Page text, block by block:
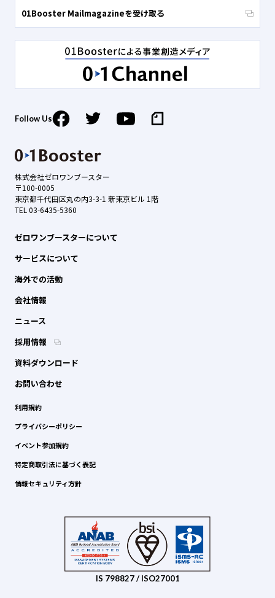
株式会社ゼロワンブースター
〒100-0005
東京都千代田区丸の内3-3-1 新東京ビル 1階
TEL 03-6435-5360
ゼロワンブースターについて
サービスについて
海外での活動
会社情報
ニュース
採用情報
資料ダウンロード
お問い合わせ
利用規約
プライバシーポリシー
イベント参加規約
特定商取引法に基づく表記
情報セキュリティ方針
01Booster Mailmagazineを受け取る
Follow Us
IS 798827 / ISO27001